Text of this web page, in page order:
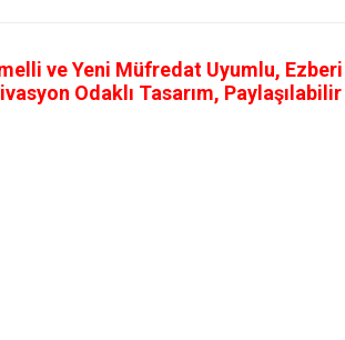
ve Yeni Müfredat Uyumlu, Ezberi
Odaklı Tasarım, Paylaşılabilir